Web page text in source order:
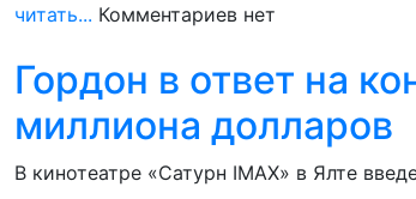
читать... Комментариев нет
Гордон в ответ на
миллиона долларов
В кинотеатре «Сатурн IMAX» в Ялте